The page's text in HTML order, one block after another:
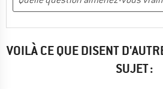
VOILÀ CE QUE DISENT
SUJET :